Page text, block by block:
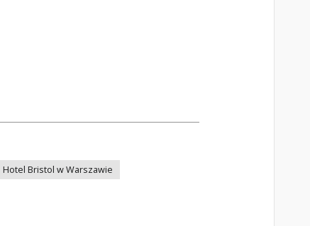
Hotel Bristol w Warszawie